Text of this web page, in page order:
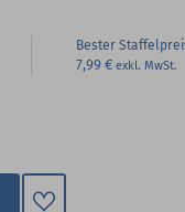
Bester
7,99 €